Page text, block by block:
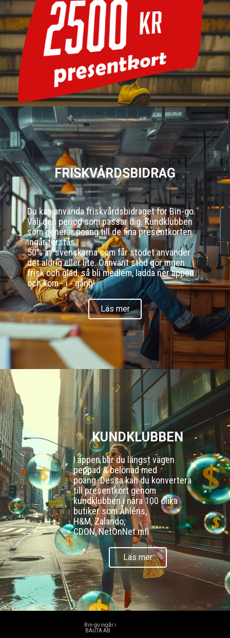
FRISKVÅRDSBIDRAG
Du kan använda friskvårdsbidraget för Bin-go.
Välj den period som passar dig. Kundklubben
som generar poäng till de fina presentkorten
ingår förstås.
50% av svenskarna som får stödet använder
det aldrig eller lite. Oanvänt stöd gör ingen
frisk och glad, så bli medlem, ladda ner appen
och kom - i - gång!
Läs mer
KUNDKLUBBEN
I appen blir du längst vägen
peppad & belönad med
poäng. Dessa kan du konvertera
till presentkort genom
kundklubben i nära 100 olika
butiker som Åhléns,
H&M, Zalando,
CDON, NetOnNet mfl
Läs mer
Bin-go ingår i
BAUTA AB